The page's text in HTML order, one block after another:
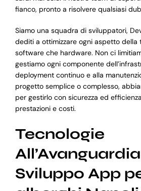
fianco, pronto a risolvere qualsiasi
Siamo una squadra di sviluppatori,
dediti a ottimizzare ogni aspetto della
software che hardware. Non ci
gestiamo ogni componente
deployment continuo e alla
progetto semplice o complesso,
per gestirlo con sicurezza ed
prestazioni e costi.
Tecnologie
Sviluppo App